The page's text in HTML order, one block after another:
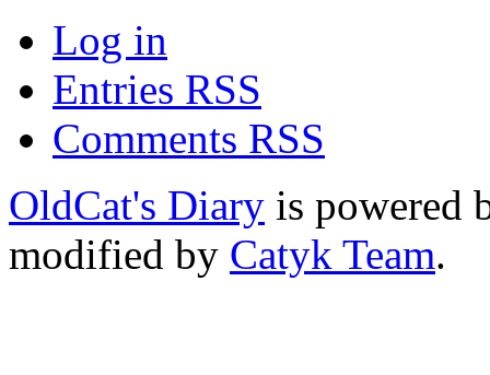
Log in
Entries RSS
Comments RSS
OldCat's Diary is powered
modified by Catyk Team.